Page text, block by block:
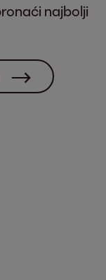
najbolji